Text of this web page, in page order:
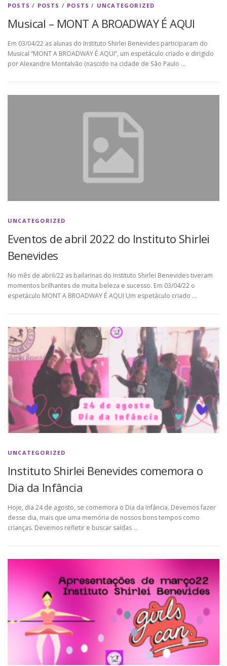
POSTS / POSTS / POSTS / UNCATEGORIZED
Musical – MONT A BROADWAY É AQUI
Em 03/04/22 as alunas do Instituto Shirlei Benevides participaram do
Musical “MONT A BROADWAY É AQUI”, um espetáculo criado e dirigido
por Alexandre Montalvão (nascido na cidade de São Paulo …
UNCATEGORIZED
Eventos de abril 2022 do Instituto Shirlei
Benevides
No mês de abril/22 as bailarinas do Instituto Shirlei Benevides tiveram
momentos brilhantes de muita beleza e sucesso. Em 03/04/22 o
espetáculo MONT A BROADWAY É AQUI Um espetáculo criado …
UNCATEGORIZED
Instituto Shirlei Benevides comemora o
Dia da Infância
Hoje, dia 24 de agosto, se comemora o Dia da Infância. Devemos fazer
desse dia, mais que uma memória de nossos bons tempos como
crianças. Devemos refletir e buscar saídas …